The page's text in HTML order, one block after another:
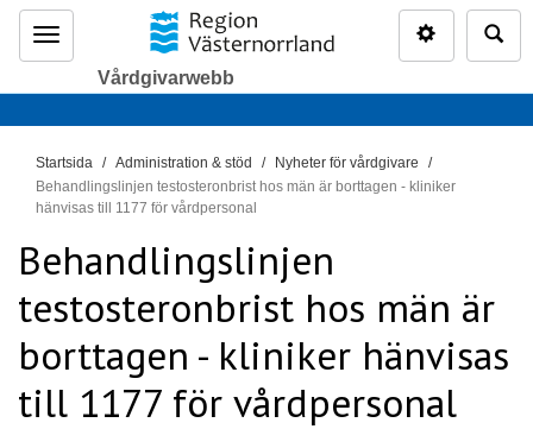
Meny
Vårdgivarwebb
D
u
ä
r
h
ä
:
Startsida Administration & stöd
Nyheter för vårdgivare
Behandlingslinjen testosteronbrist hos män är borttagen - kliniker
hänvisas till 1177 för vårdpersonal
Behandlingslinjen
testosteronbrist hos män är
borttagen - kliniker hänvisas
till 1177 för vårdpersonal